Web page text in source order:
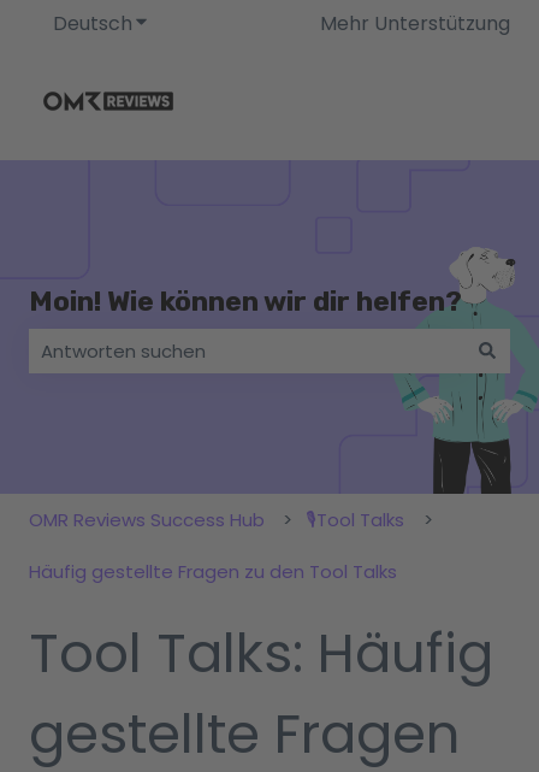
DeutschUntermenü für Übersetzungen anzeigen
Mehr Unterstützung
Moin! Wie können wir dir helfen?
Es gibt keine Vorschläge, da das Suchfeld leer ist.
OMR Reviews Success Hub 🎙️Tool Talks
Häufig gestellte Fragen zu den Tool Talks
Tool Talks: Häufig
gestellte Fragen